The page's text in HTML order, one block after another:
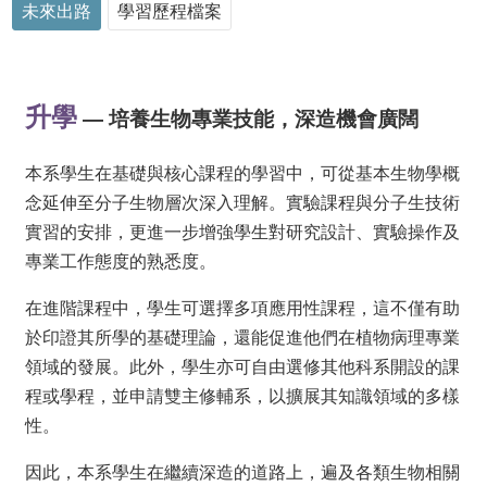
臺
大
生
農
院
網
站
導
覽
FaceBook
YouTube
聯
絡
資
訊
未來出路 學習歷程檔案
升學 — 培養生物專業技能，深造機會廣闊
本系學生在基礎與核心課程的學習中，可從基本生物學概
念延伸至分子生物層次深入理解。實驗課程與分子生技術
實習的安排，更進一步增強學生對研究設計、實驗操作及
專業工作態度的熟悉度。
在進階課程中，學生可選擇多項應用性課程，這不僅有助
於印證其所學的基礎理論，還能促進他們在植物病理專業
領域的發展。此外，學生亦可自由選修其他科系開設的課
程或學程，並申請雙主修輔系，以擴展其知識領域的多樣
性。
因此，本系學生在繼續深造的道路上，遍及各類生物相關